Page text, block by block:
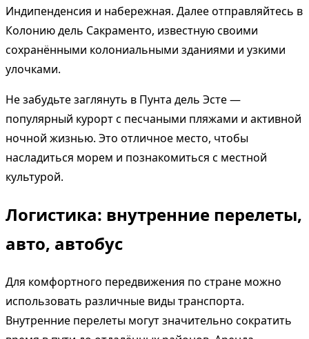
Индипенденсия и набережная. Далее отправляйтесь в
Колонию дель Сакраменто, известную своими
сохранёнными колониальными зданиями и узкими
улочками.
Не забудьте заглянуть в Пунта дель Эсте —
популярный курорт с песчаными пляжами и активной
ночной жизнью. Это отличное место, чтобы
насладиться морем и познакомиться с местной
культурой.
Логистика: внутренние перелеты,
авто, автобус
Для комфортного передвижения по стране можно
использовать различные виды транспорта.
Внутренние перелеты могут значительно сократить